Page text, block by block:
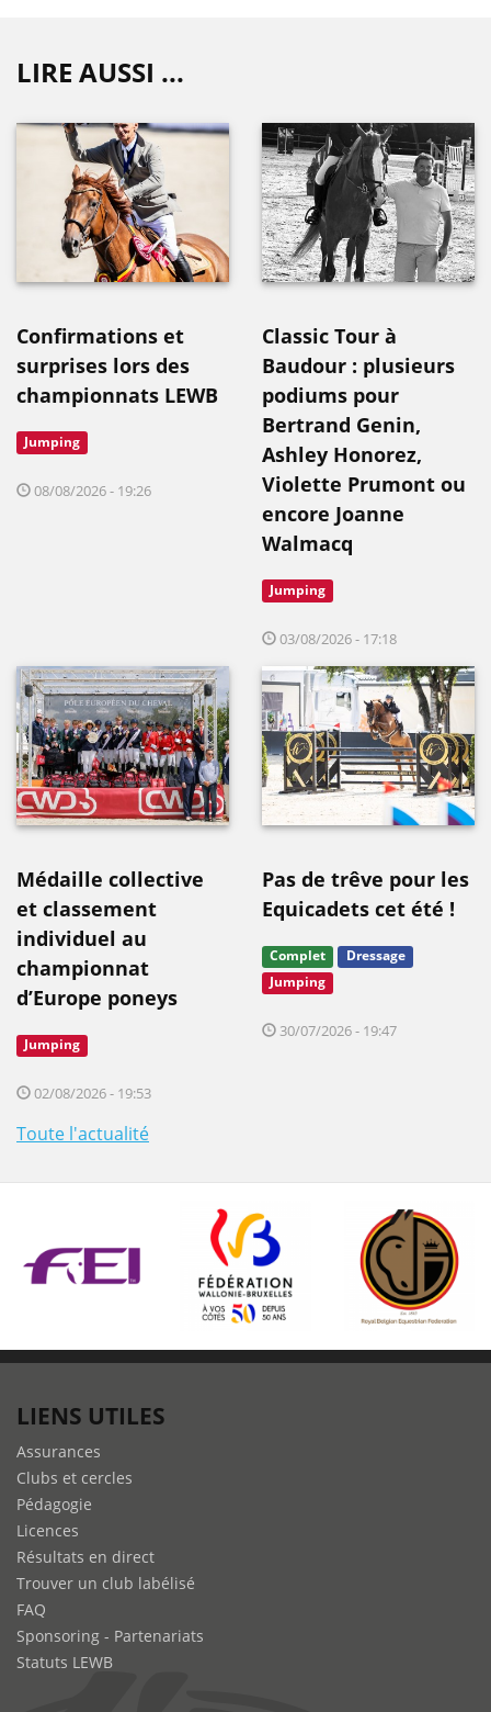
LIRE AUSSI ...
Confirmations et
surprises lors des
championnats LEWB
Jumping
08/08/2026 - 19:26
Classic Tour à
Baudour : plusieurs
podiums pour
Bertrand Genin,
Ashley Honorez,
Violette Prumont ou
encore Joanne
Walmacq
Jumping
03/08/2026 - 17:18
Médaille collective
et classement
individuel au
championnat
d’Europe poneys
Jumping
02/08/2026 - 19:53
Pas de trêve pour les
Equicadets cet été !
Complet
Dressage
Jumping
30/07/2026 - 19:47
Toute l'actualité
LIENS UTILES
Assurances
Clubs et cercles
Pédagogie
Licences
Résultats en direct
Trouver un club labélisé
FAQ
Sponsoring - Partenariats
Statuts LEWB